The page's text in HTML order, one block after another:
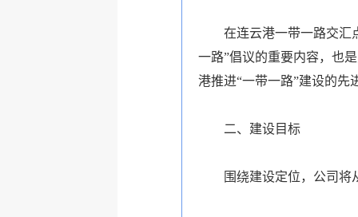
在连云港一带一路交汇点
一路”倡议的重要内容，也
港推进“一带一路”建设的先
二、建设目标
围绕建设定位，公司将从